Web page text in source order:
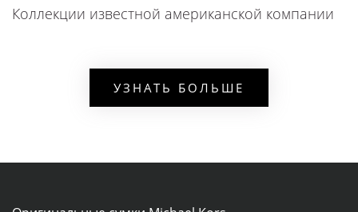
Коллекции известной американской компании
размерными сетками, что расширяет число
поклонников известного бренда
УЗНАТЬ БОЛЬШЕ